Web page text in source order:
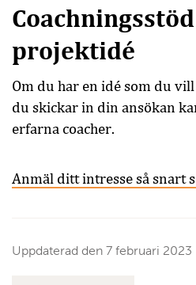
projektidé
Om du har en idé som du
du skickar in din ansökan
erfarna coacher.
Anmäl ditt intresse så snart
Uppdaterad den 7 februari 2023